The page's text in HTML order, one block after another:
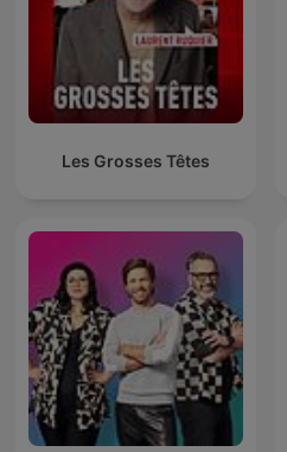
Les Grosses Têtes